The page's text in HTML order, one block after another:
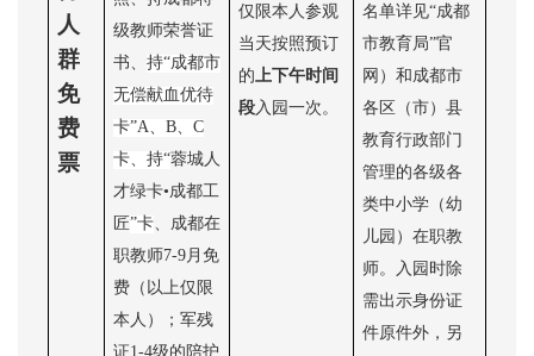
人
群
免
费
票
级教师荣誉证
书、 持“成都市
无偿献血优待
卡”A、B、C
卡、 持“蓉城人
才绿卡•成都工
匠”卡 、成都在
职教师7-9月免
费（以上仅限
本人）；军残
证1-4级的陪护
仅限本人参观
当天按照预订
的 上下午时间
段 入园一次。
名单详见“成都
市教育局”官
网）和成都市
各区（市）县
教育行政部门
管理的各级各
类中小学（幼
儿园）在职教
师。入园时除
需出示身份证
件原件外，另